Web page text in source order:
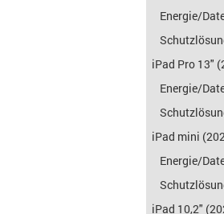
Energie/
iPad Pro 13"
Energie/
iPad mini
Energie/
iPad 10,2"